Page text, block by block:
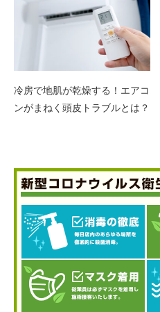
冷房で地肌が乾燥する！エアコ
ンがまねく頭皮トラブルとは？